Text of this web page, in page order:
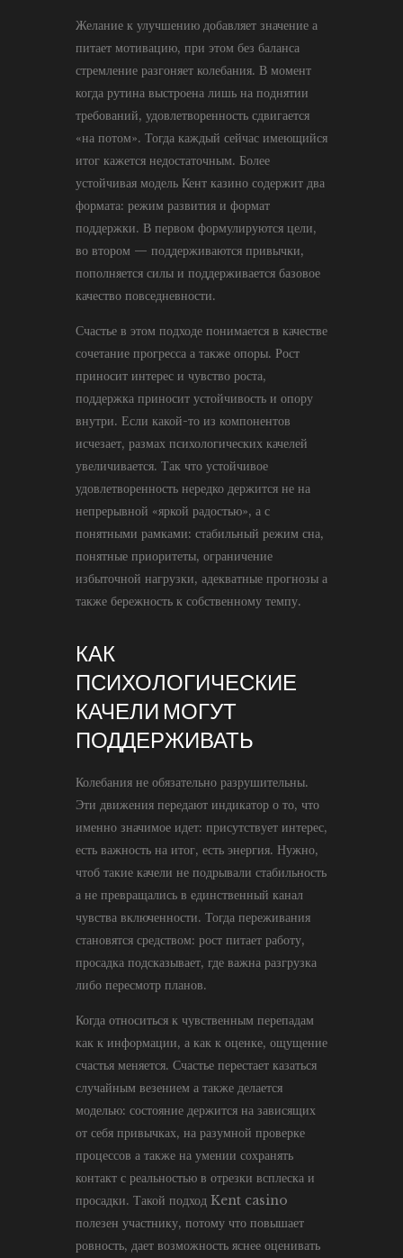
Желание к улучшению добавляет значение а
питает мотивацию, при этом без баланса
стремление разгоняет колебания. В момент
когда рутина выстроена лишь на поднятии
требований, удовлетворенность сдвигается
«на потом». Тогда каждый сейчас имеющийся
итог кажется недостаточным. Более
устойчивая модель Кент казино содержит два
формата: режим развития и формат
поддержки. В первом формулируются цели,
во втором — поддерживаются привычки,
пополняется силы и поддерживается базовое
качество повседневности.
Счастье в этом подходе понимается в качестве
сочетание прогресса а также опоры. Рост
приносит интерес и чувство роста,
поддержка приносит устойчивость и опору
внутри. Если какой-то из компонентов
исчезает, размах психологических качелей
увеличивается. Так что устойчивое
удовлетворенность нередко держится не на
непрерывной «яркой радостью», а с
понятными рамками: стабильный режим сна,
понятные приоритеты, ограничение
избыточной нагрузки, адекватные прогнозы а
также бережность к собственному темпу.
КАК
ПСИХОЛОГИЧЕСКИЕ
КАЧЕЛИ МОГУТ
ПОДДЕРЖИВАТЬ
Колебания не обязательно разрушительны.
Эти движения передают индикатор о то, что
именно значимое идет: присутствует интерес,
есть важность на итог, есть энергия. Нужно,
чтоб такие качели не подрывали стабильность
а не превращались в единственный канал
чувства включенности. Тогда переживания
становятся средством: рост питает работу,
просадка подсказывает, где важна разгрузка
либо пересмотр планов.
Когда относиться к чувственным перепадам
как к информации, а как к оценке, ощущение
счастья меняется. Счастье перестает казаться
случайным везением а также делается
моделью: состояние держится на зависящих
от себя привычках, на разумной проверке
процессов а также на умении сохранять
контакт с реальностью в отрезки всплеска и
просадки. Такой подход Kent casino
полезен участнику, потому что повышает
ровность, дает возможность яснее оценивать